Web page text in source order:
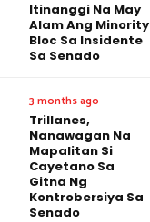
Itinanggi Na May
Alam Ang Minority
Bloc Sa Insidente
Sa Senado
3 months ago
Trillanes,
Nanawagan Na
Mapalitan Si
Cayetano Sa
Gitna Ng
Kontrobersiya Sa
Senado